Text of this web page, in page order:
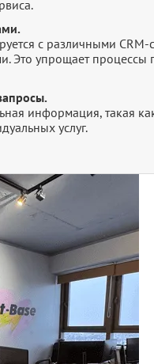
с различными
Это упрощает
информация, такая
услуг.